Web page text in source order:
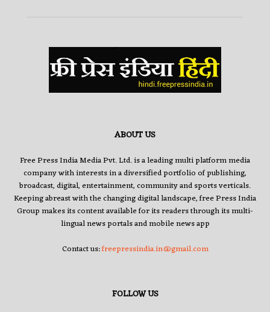
ABOUT US
Free Press India Media Pvt. Ltd. is a leading multi platform media
company with interests in a diversified portfolio of publishing,
broadcast, digital, entertainment, community and sports verticals.
Keeping abreast with the changing digital landscape, free Press India
Group makes its content available for its readers through its multi-
lingual news portals and mobile news app
Contact us:freepressindia.in@gmail.com
FOLLOW US